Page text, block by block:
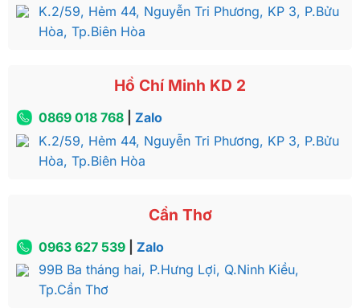
K.2/59, Hẻm 44, Nguyễn Tri Phương, KP 3, P.Bửu
Hòa, Tp.Biên Hòa
Hồ Chí Minh KD 2
0869 018 768| Zalo
K.2/59, Hẻm 44, Nguyễn Tri Phương, KP 3, P.Bửu
Hòa, Tp.Biên Hòa
Cần Thơ
0963 627 539| Zalo
99B Ba tháng hai, P.Hưng Lợi, Q.Ninh Kiều,
Tp.Cần Thơ